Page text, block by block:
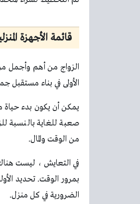
قائمة الأجهزة
الزواج من أهم وأجمل
الأولى في بناء
يمكن أن يكون بدء حياة
صعبة للغاية بالنسبة
من الوقت والمال.
في التعايش ، ليست هناك
بمرور الوقت. تحديد
الضرورية في كل منزل.